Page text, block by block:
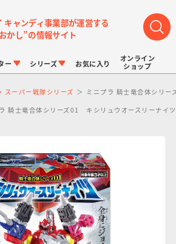
キャンディ事業部が運営する
かし”の情報サイト
ー
プリキュアシリーズ ドラゴンボール
シリーズ
チョコサプ ポケモンキッズ
お気に入り
オンライン
ショップ
ーパー戦隊シリーズ ミニプラ 騎士竜合体シリ
騎士竜合体シリーズ01 キシリュウオースリーナイツ